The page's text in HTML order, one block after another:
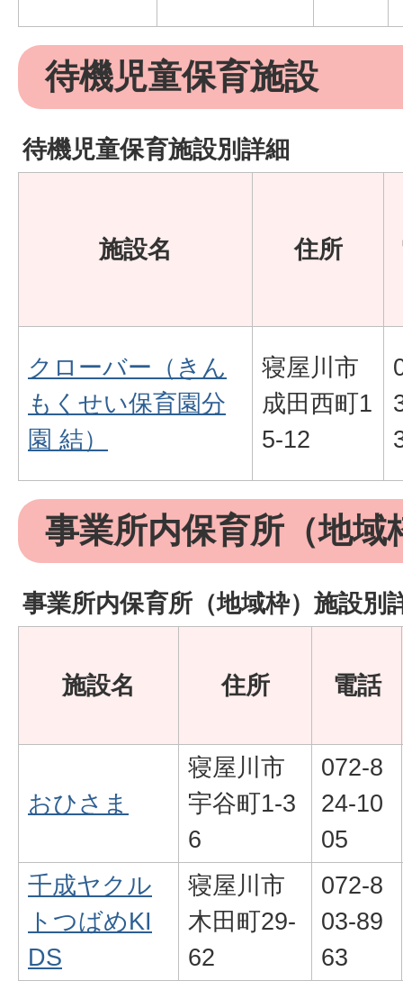
待機児童保育施設
待機児童保育施設別詳細
施設名 住所
クローバー（きん
もくせい保育園分
園 結）
寝屋川市
成田西町1
5-12
事業所内保育所（地域
事業所内保育所（地域枠）施設別
施設名 住所 電話
おひさま
寝屋川市
宇谷町1-3
6
072-8
24-10
05
千成ヤクル
トつばめKI
DS
寝屋川市
木田町29-
62
072-8
03-89
63